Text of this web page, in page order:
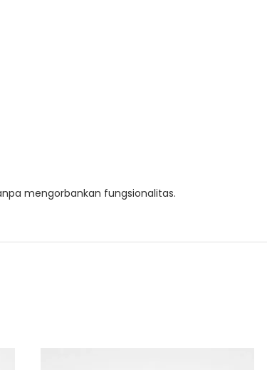
mengorbankan fungsionalitas.